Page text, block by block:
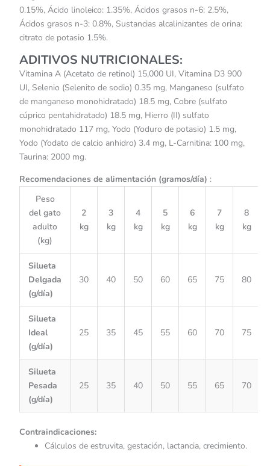
0.15%, Ácido linoleico: 1.35%, Ácidos grasos n-6: 2.5%,
Ácidos grasos n-3: 0.8%, Sustancias alcalinizantes de orina:
citrato de potasio 1.5%.
ADITIVOS NUTRICIONALES:
Vitamina A (Acetato de retinol) 15,000 UI, Vitamina D3 900
UI, Selenio (Selenito de sodio) 0.35 mg, Manganeso (sulfato
de manganeso monohidratado) 18.5 mg, Cobre (sulfato
cúprico pentahidratado) 18.5 mg, Hierro (II) sulfato
monohidratado 117 mg, Yodo (Yoduro de potasio) 1.5 mg,
Yodo (Yodato de calcio anhidro) 3.4 mg, L-Carnitina: 100 mg,
Taurina: 2000 mg.
Recomendaciones de alimentación (gramos/día) :
Peso
del gato
adulto
(kg)
2
kg
3
kg
4
kg
5
kg
6
kg
7
kg
8
kg
Silueta
Delgada
(g/día)
30 40 50 60 65 75 80
Silueta
Ideal
(g/día)
25 35 45 55 60 70 75
Silueta
Pesada
(g/día)
25 35 40 50 55 65 70
Contraindicaciones:
Cálculos de estruvita, gestación, lactancia, crecimiento.